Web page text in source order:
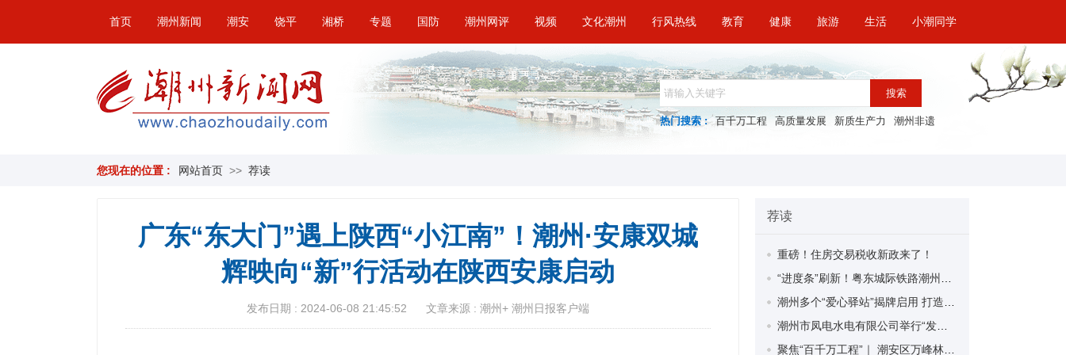
首页 潮州新闻 潮安 饶平 湘桥 专题 国防 潮州网评 视频 文化潮州 行风热线 教育 健康 旅游 生活 小潮同学
搜索
热门搜索 : 百千万工程 高质量发展 新质生产力 潮州非遗
您现在的位置 : 网站首页 >> 荐读
广东“东大门”遇上陕西“小江南”！潮州·安康双城
辉映向“新”行活动在陕西安康启动
发布日期 : 2024-06-08 21:45:52 文章来源 : 潮州+ 潮州日报客户端
荐读
重磅！住房交易税收新政来了！